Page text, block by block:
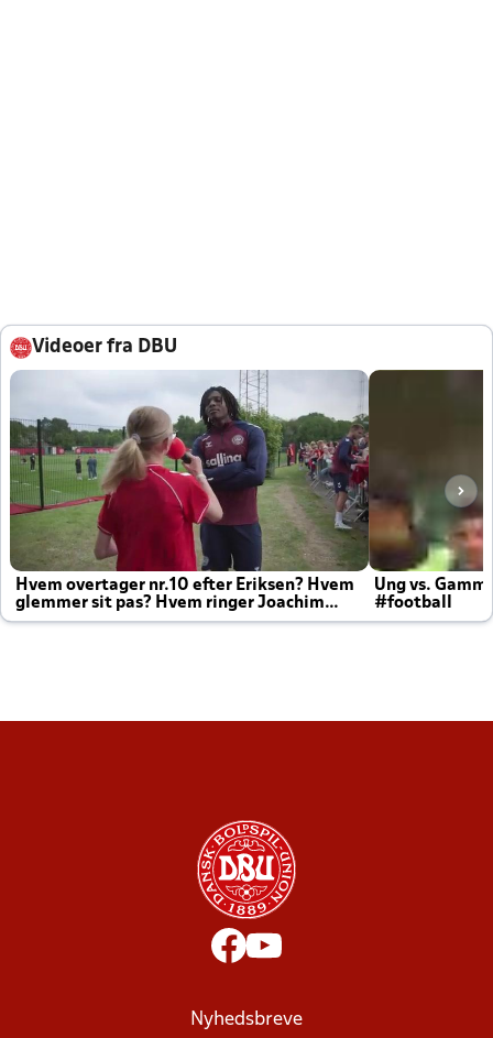
Videoer fra DBU
Hvem overtager nr.10 efter Eriksen? Hvem
glemmer sit pas? Hvem ringer Joachim
altid til efter kampe?
Ung vs.
#football
Nyhedsbreve